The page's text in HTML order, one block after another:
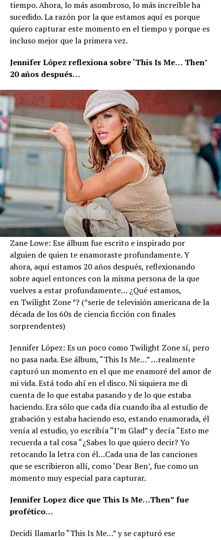
tiempo. Ahora, lo más asombroso, lo más increíble ha
sucedido. La razón por la que estamos aquí es porque
quiero capturar este momento en el tiempo y porque es
incluso mejor que la primera vez.
Jennifer López reflexiona sobre ‘This Is Me… Then’
20 años después…
Zane Lowe: Ese álbum fue escrito e inspirado por
alguien de quien te enamoraste profundamente. Y
ahora, aquí estamos 20 años después, reflexionando
sobre aquel entonces con la misma persona de la que
vuelves a estar profundamente… ¿Qué estamos,
en Twilight Zone *? (*serie de televisión americana de la
década de los 60s de ciencia ficción con finales
sorprendentes)
Jennifer López: Es un poco como Twilight Zone sí, pero
no pasa nada. Ese álbum, “This Is Me…” …realmente
capturó un momento en el que me enamoré del amor de
mi vida. Está todo ahí en el disco. Ni siquiera me di
cuenta de lo que estaba pasando y de lo que estaba
haciendo. Era sólo que cada día cuando iba al estudio de
grabación y estaba haciendo eso, estando enamorada, él
venía al estudio, yo escribía “I’m Glad” y decía “Esto me
recuerda a tal cosa “¿Sabes lo que quiero decir? Yo
retocando la letra con él…Cada una de las canciones
que se escribieron allí, como ‘Dear Ben’, fue como un
momento muy especial para capturar.
Jennifer Lopez dice que This Is Me…Then” fue
profético…
Decidí llamarlo “This Is Me…” y se capturó ese